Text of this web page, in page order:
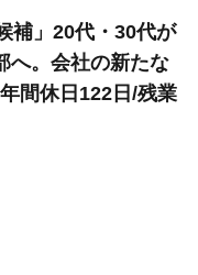
補」20代・30代が
へ。会社の新たな
間休日122日/残業